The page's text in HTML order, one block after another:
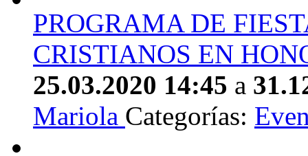
PROGRAMA DE
CRISTIANOS EN
25.03.2020 14:45 a
Mariola Categorías: